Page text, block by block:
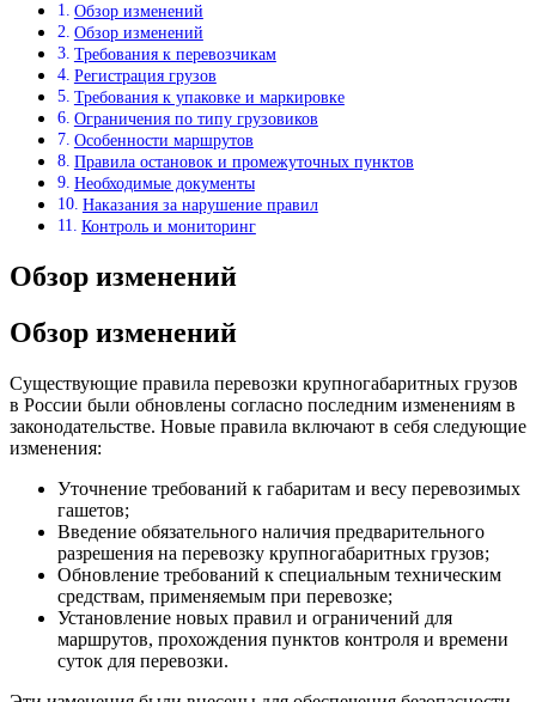
Обзор изменений
Обзор изменений
Требования к перевозчикам
Регистрация грузов
Требования к упаковке и маркировке
Ограничения по типу грузовиков
Особенности маршрутов
Правила остановок и промежуточных пунктов
Необходимые документы
Наказания за нарушение правил
Контроль и мониторинг
Обзор изменений
Обзор изменений
Существующие правила перевозки крупногабаритных грузов
в России были обновлены согласно последним изменениям в
законодательстве. Новые правила включают в себя следующие
изменения:
Уточнение требований к габаритам и весу перевозимых
гашетов;
Введение обязательного наличия предварительного
разрешения на перевозку крупногабаритных грузов;
Обновление требований к специальным техническим
средствам, применяемым при перевозке;
Установление новых правил и ограничений для
маршрутов, прохождения пунктов контроля и времени
суток для перевозки.